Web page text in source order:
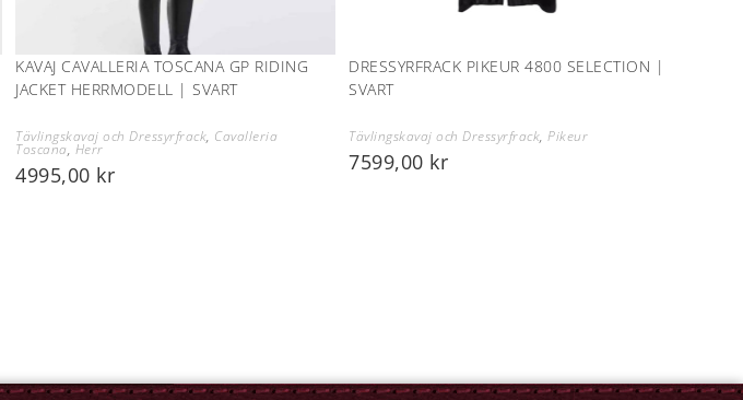
KAVAJ CAVALLERIA TOSCANA GP RIDING
JACKET HERRMODELL | SVART
Tävlingskavaj och Dressyrfrack, Cavalleria
Toscana, Herr
4995,00 kr
DRESSYRFRACK PIKEUR 4800 SELECTION |
SVART
Tävlingskavaj och Dressyrfrack,Pikeur
7599,00 kr